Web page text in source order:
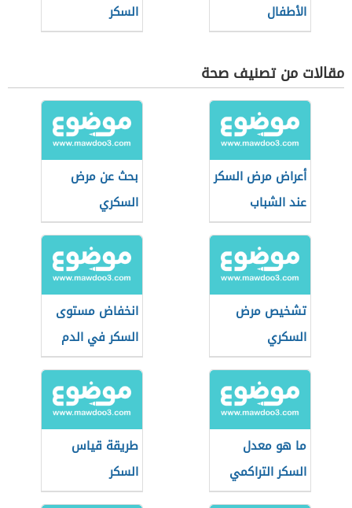
الأطفال
السكر
مقالات من تصنيف صحة
أعراض مرض السكر
عند الشباب
بحث عن مرض
السكري
تشخيص مرض
السكري
انخفاض مستوى
السكر في الدم
ما هو معدل
السكر التراكمي
الطبيعي
طريقة قياس
السكر